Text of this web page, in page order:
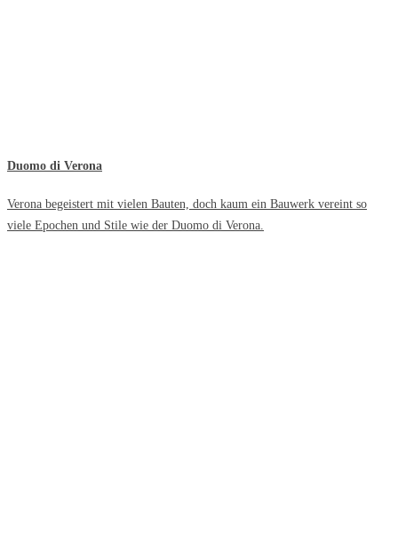
Duomo di Verona
Verona begeistert mit vielen Bauten, doch kaum ein Bauwerk vereint so
viele Epochen und Stile wie der Duomo di Verona.